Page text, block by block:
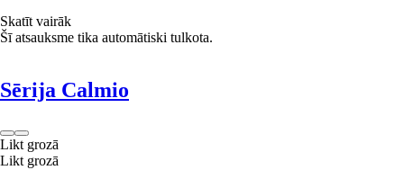
Skatīt vairāk
Šī atsauksme tika automātiski tulkota.
Sērija Calmio
Likt grozā
Likt grozā